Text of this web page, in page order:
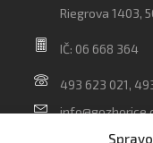
Riegrova 1403,
IČ: 06 668 364
493 623 021,